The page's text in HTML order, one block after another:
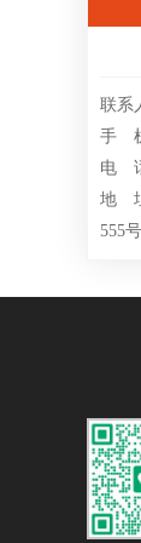
联系
手
电
地
555